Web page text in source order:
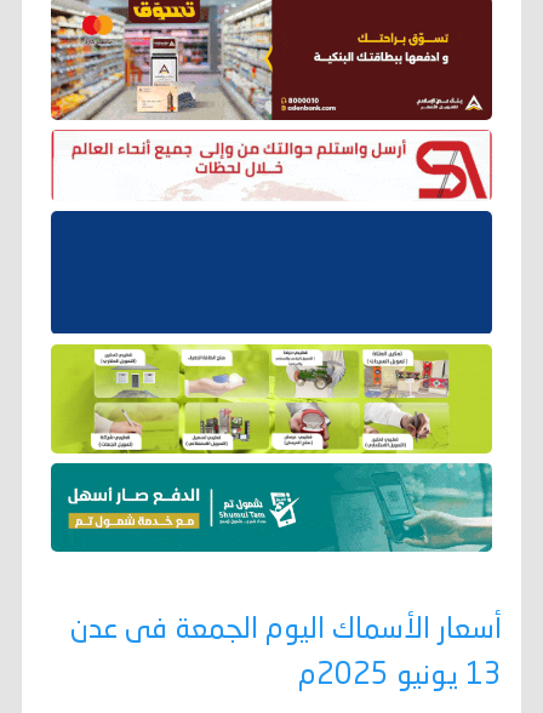
أسعار الأسماك اليوم الجمعة فى عدن
13 يونيو 2025م